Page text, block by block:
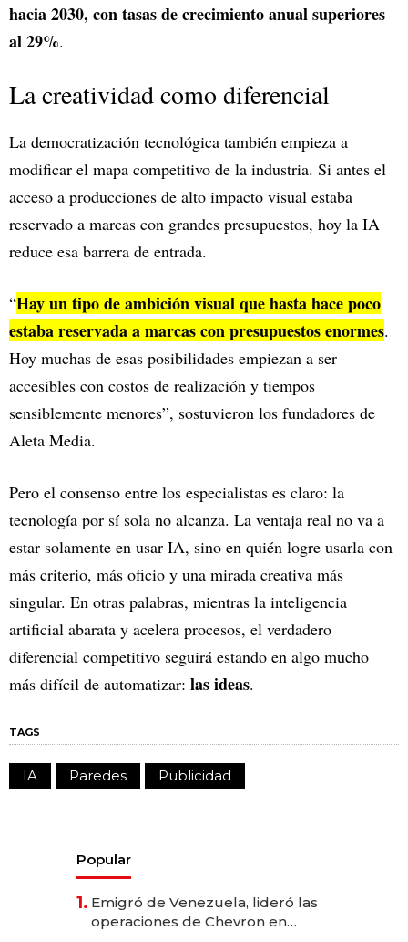
hacia 2030, con tasas de crecimiento anual superiores
al 29%.
La creatividad como diferencial
La democratización tecnológica también empieza a
modificar el mapa competitivo de la industria. Si antes el
acceso a producciones de alto impacto visual estaba
reservado a marcas con grandes presupuestos, hoy la IA
reduce esa barrera de entrada.
“Hay un tipo de ambición visual que hasta hace poco
estaba reservada a marcas con presupuestos enormes.
Hoy muchas de esas posibilidades empiezan a ser
accesibles con costos de realización y tiempos
sensiblemente menores”, sostuvieron los fundadores de
Aleta Media.
Pero el consenso entre los especialistas es claro: la
tecnología por sí sola no alcanza. La ventaja real no va a
estar solamente en usar IA, sino en quién logre usarla con
más criterio, más oficio y una mirada creativa más
singular. En otras palabras, mientras la inteligencia
artificial abarata y acelera procesos, el verdadero
diferencial competitivo seguirá estando en algo mucho
más difícil de automatizar: las ideas.
TAGS
IA Paredes Publicidad
Popular
1. Emigró de Venezuela, lideró las
operaciones de Chevron en